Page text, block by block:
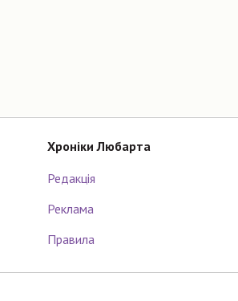
Хроніки Любарта
Редакція
Реклама
Правила